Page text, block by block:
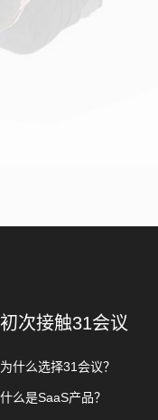
初次接触31会议
为什么选择31会议？
什么是SaaS产品？